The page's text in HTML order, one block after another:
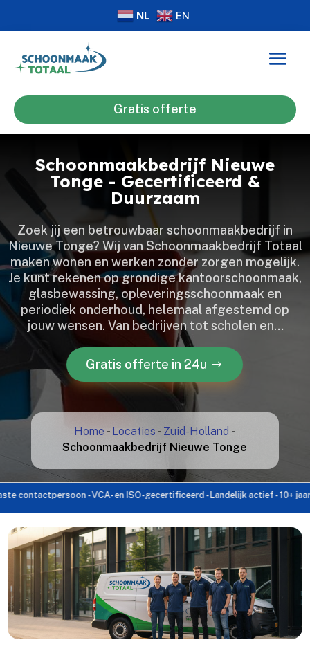
NL EN
Gratis offerte
Schoonmaakbedrijf Nieuwe
Tonge - Gecertificeerd &
Duurzaam
Zoek jij een betrouwbaar schoonmaakbedrijf in
Nieuwe Tonge? Wij van Schoonmaakbedrijf Totaal
maken wonen en werken zonder zorgen mogelijk.​
Je kunt rekenen op grondige kantoorschoonmaak,
glasbewassing, opleveringsschoonmaak en
periodiek onderhoud, helemaal afgestemd op
jouw wensen.​ Van bedrijven tot scholen en…
Gratis offerte in 24u
Home - Locaties - Zuid-Holland -
Schoonmaakbedrijf Nieuwe Tonge
- VCA- en ISO-gecertificeerd - Landelijk actief - 10+ jaar